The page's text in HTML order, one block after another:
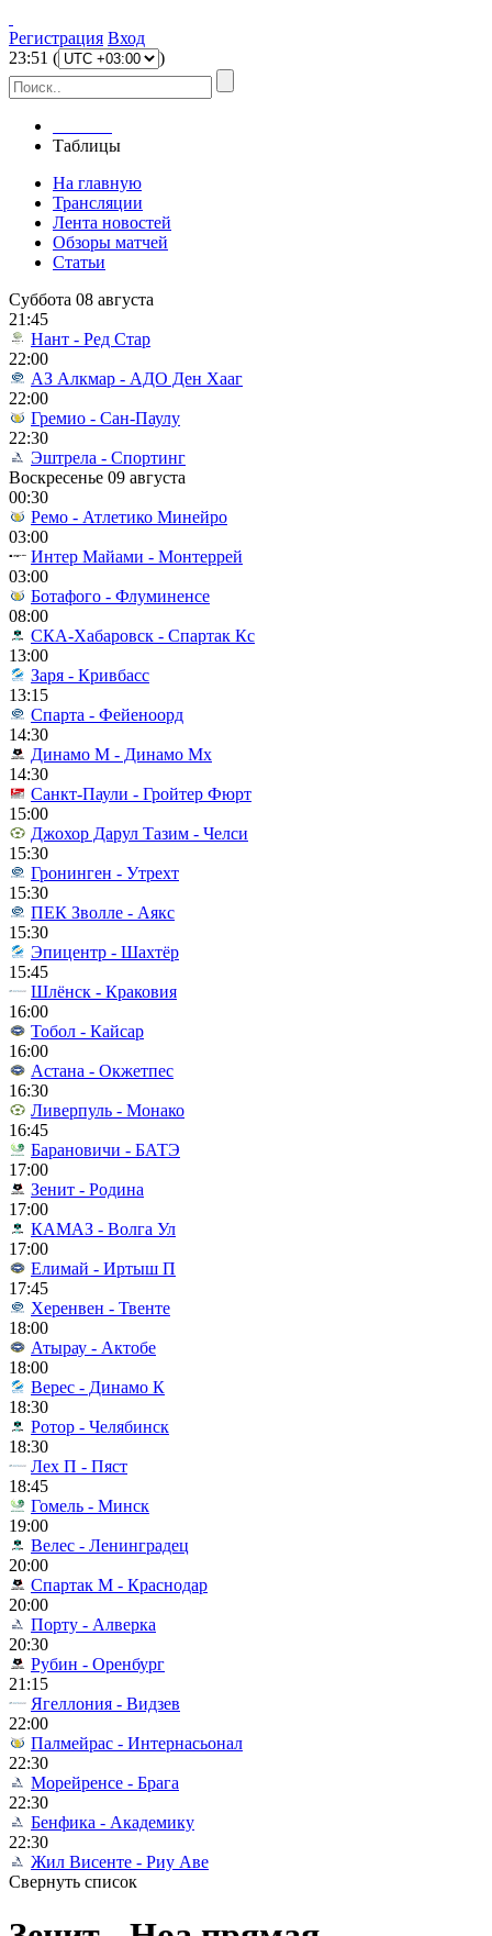
Регистрация Вход
23:51 ( )
Таблицы
На главную
Трансляции
Лента новостей
Обзоры матчей
Статьи
Суббота 08 августа
21:45
Нант - Ред Стар
22:00
АЗ Алкмар - АДО Ден Хааг
22:00
Гремио - Сан-Паулу
22:30
Эштрела - Спортинг
Воскресенье 09 августа
00:30
Ремо - Атлетико Минейро
03:00
Интер Майами - Монтеррей
03:00
Ботафого - Флуминенсе
08:00
СКА-Хабаровск - Спартак Кс
13:00
Заря - Кривбасс
13:15
Спарта - Фейеноорд
14:30
Динамо М - Динамо Мх
14:30
Санкт-Паули - Гройтер Фюрт
15:00
Джохор Дарул Тазим - Челси
15:30
Гронинген - Утрехт
15:30
ПЕК Зволле - Аякс
15:30
Эпицентр - Шахтёр
15:45
Шлёнск - Краковия
16:00
Тобол - Кайсар
16:00
Астана - Окжетпес
16:30
Ливерпуль - Монако
16:45
Барановичи - БАТЭ
17:00
Зенит - Родина
17:00
КАМАЗ - Волга Ул
17:00
Елимай - Иртыш П
17:45
Херенвен - Твенте
18:00
Атырау - Актобе
18:00
Верес - Динамо К
18:30
Ротор - Челябинск
18:30
Лех П - Пяст
18:45
Гомель - Минск
19:00
Велес - Ленинградец
20:00
Спартак М - Краснодар
20:00
Порту - Алверка
20:30
Рубин - Оренбург
21:15
Ягеллония - Видзев
22:00
Палмейрас - Интернасьонал
22:30
Морейренсе - Брага
22:30
Бенфика - Академику
22:30
Жил Висенте - Риу Аве
Свернуть список